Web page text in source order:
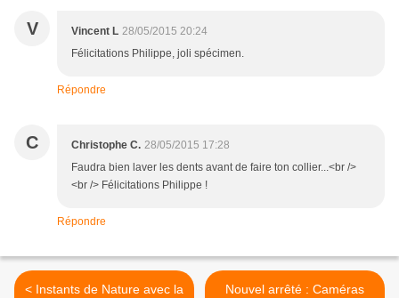
V Vincent L 28/05/2015 20:24
Félicitations Philippe, joli spécimen.
Répondre
C Christophe C. 28/05/2015 17:28
Faudra bien laver les dents avant de faire ton collier...<br />
<br /> Félicitations Philippe !
Répondre
< Instants de Nature avec la
Nouvel arrêté : Caméras